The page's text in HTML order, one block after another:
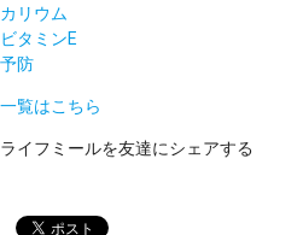
カリウム
ビタミンE
予防
一覧はこちら
ライフミールを友達にシェアする